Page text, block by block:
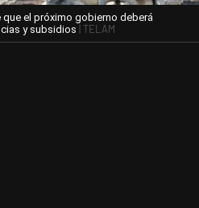
el próximo gobierno deberá
y subsidios | TELAM